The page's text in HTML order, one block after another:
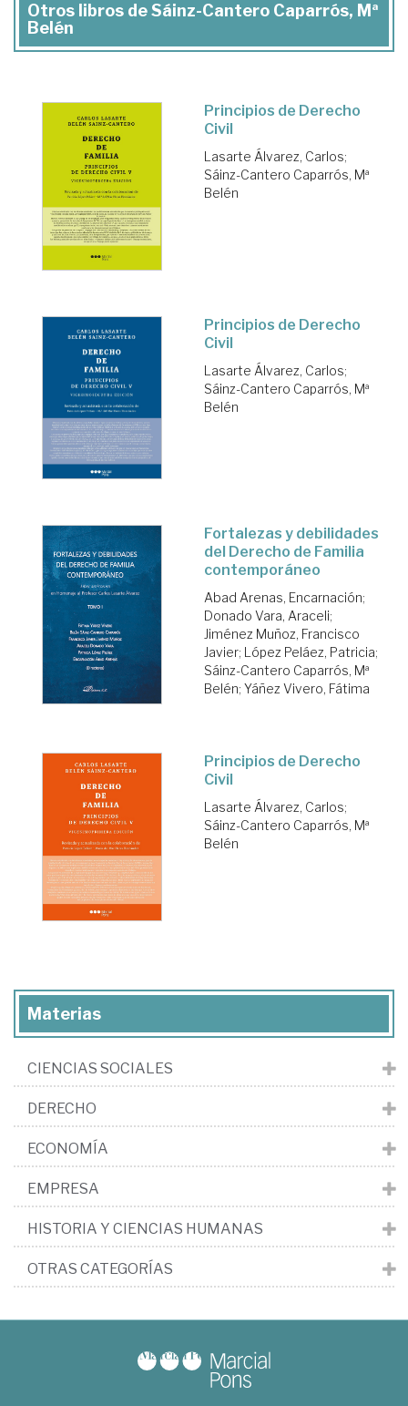
Otros libros de Sáinz-Cantero Caparrós, Mª
Belén
Principios de Derecho
Civil
Lasarte Álvarez, Carlos;
Sáinz-Cantero Caparrós, Mª
Belén
Principios de Derecho
Civil
Lasarte Álvarez, Carlos;
Sáinz-Cantero Caparrós, Mª
Belén
Fortalezas y debilidades
del Derecho de Familia
contemporáneo
Abad Arenas, Encarnación;
Donado Vara, Araceli;
Jiménez Muñoz, Francisco
Javier; López Peláez, Patricia;
Sáinz-Cantero Caparrós, Mª
Belén; Yáñez Vivero, Fátima
Principios de Derecho
Civil
Lasarte Álvarez, Carlos;
Sáinz-Cantero Caparrós, Mª
Belén
Materias
CIENCIAS SOCIALES
DERECHO
ECONOMÍA
EMPRESA
HISTORIA Y CIENCIAS HUMANAS
OTRAS CATEGORÍAS